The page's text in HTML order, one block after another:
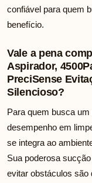
confiável para quem
benefício.
Vale a pena
Aspirador,
PreciSense
Silencioso?
Para quem busca
desempenho em
se integra ao
Sua poderosa
evitar obstáculos são